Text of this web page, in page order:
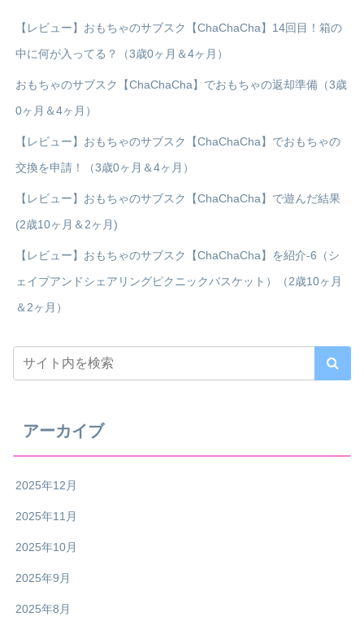
【レビュー】おもちゃのサブスク【ChaChaCha】14回目！箱の
中に何が入ってる？（3歳0ヶ月＆4ヶ月）
おもちゃのサブスク【ChaChaCha】でおもちゃの返却準備（3歳
0ヶ月＆4ヶ月）
【レビュー】おもちゃのサブスク【ChaChaCha】でおもちゃの
交換を申請！（3歳0ヶ月＆4ヶ月）
【レビュー】おもちゃのサブスク【ChaChaCha】で遊んだ結果
(2歳10ヶ月＆2ヶ月)
【レビュー】おもちゃのサブスク【ChaChaCha】を紹介-6（シ
ェイプアンドシェアリングピクニックバスケット）（2歳10ヶ月
＆2ヶ月）
アーカイブ
2025年12月
2025年11月
2025年10月
2025年9月
2025年8月